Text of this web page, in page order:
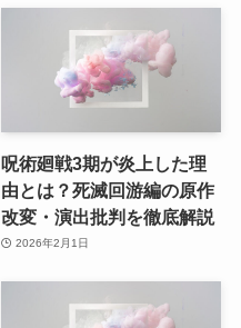
呪術廻戦3期が炎上した理
由とは？死滅回游編の原作
改変・演出批判を徹底解説
2026年2月1日